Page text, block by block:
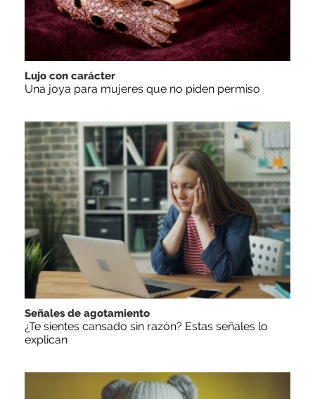
Lujo con carácter
Una joya para mujeres que no piden permiso
Señales de agotamiento
¿Te sientes cansado sin razón? Estas señales lo
explican